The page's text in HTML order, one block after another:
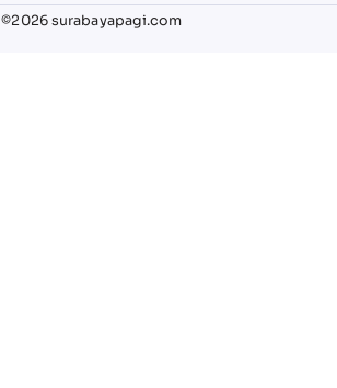
©2026 surabayapagi.com